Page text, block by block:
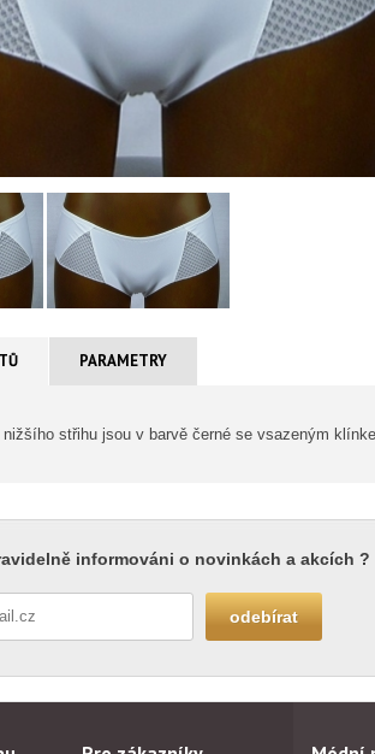
PARAMETRY
nižšího střihu jsou v barvě černé se vsazeným
informováni o novinkách a akcích ?